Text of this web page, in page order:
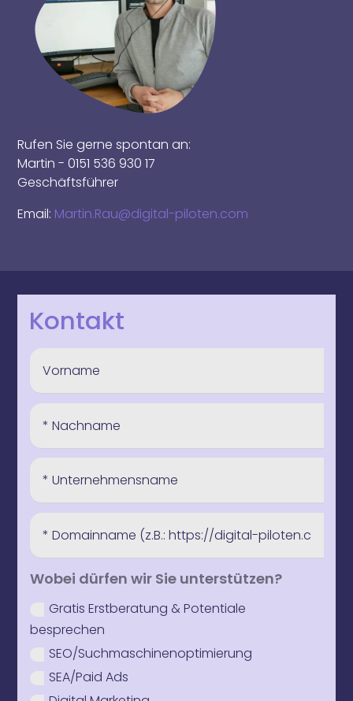
Rufen Sie gerne spontan an:
Martin - 0151 536 930 17
Geschäftsführer
Email: Martin.Rau@digital-piloten.com
Kontakt
Wobei dürfen wir Sie unterstützen?
Gratis Erstberatung & Potentiale
besprechen
SEO/Suchmaschinenoptimierung
SEA/Paid Ads